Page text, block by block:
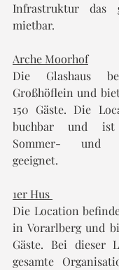
Infrastruktur das
mietbar.
Arche Moorhof
Die Glashaus
Großhöflein und
150 Gäste. Die
buchbar und
Sommer- und
geeignet.
1er Hus
Die Location
in Vorarlberg und
Gäste. Bei dieser
gesamte